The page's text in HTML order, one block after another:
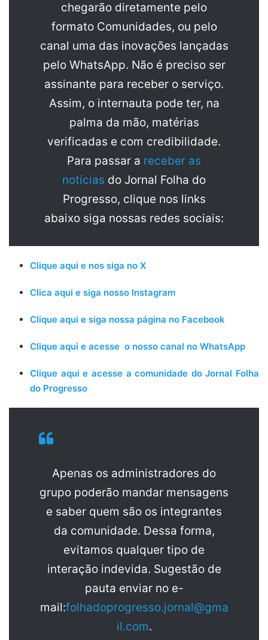
chegarão diretamente pelo
formato Comunidades, ou pelo
canal uma das inovações lançadas
pelo WhatsApp. Não é preciso ser
assinante para receber o serviço.
Assim, o internauta pode ter, na
palma da mão, matérias
verificadas e com credibilidade.
Para passar a receber as
notícias do Jornal Folha do
Progresso, clique nos links
abaixo siga nossas redes sociais:
Clique aqui e nos siga no X
Clica aqui e siga nosso Instagram
Clique aqui e siga nossa página no Facebook
Clique aqui e acesse o nosso canal no WhatsApp
Clique aqui e acesse a comunidade do Jornal Folha
do Progresso
Apenas os administradores do
grupo poderão mandar mensagens
e saber quem são os integrantes
da comunidade. Dessa forma,
evitamos qualquer tipo de
interação indevida. Sugestão de
pauta enviar no e-
mail:folhadoprogresso.jornal@gma
il.com.